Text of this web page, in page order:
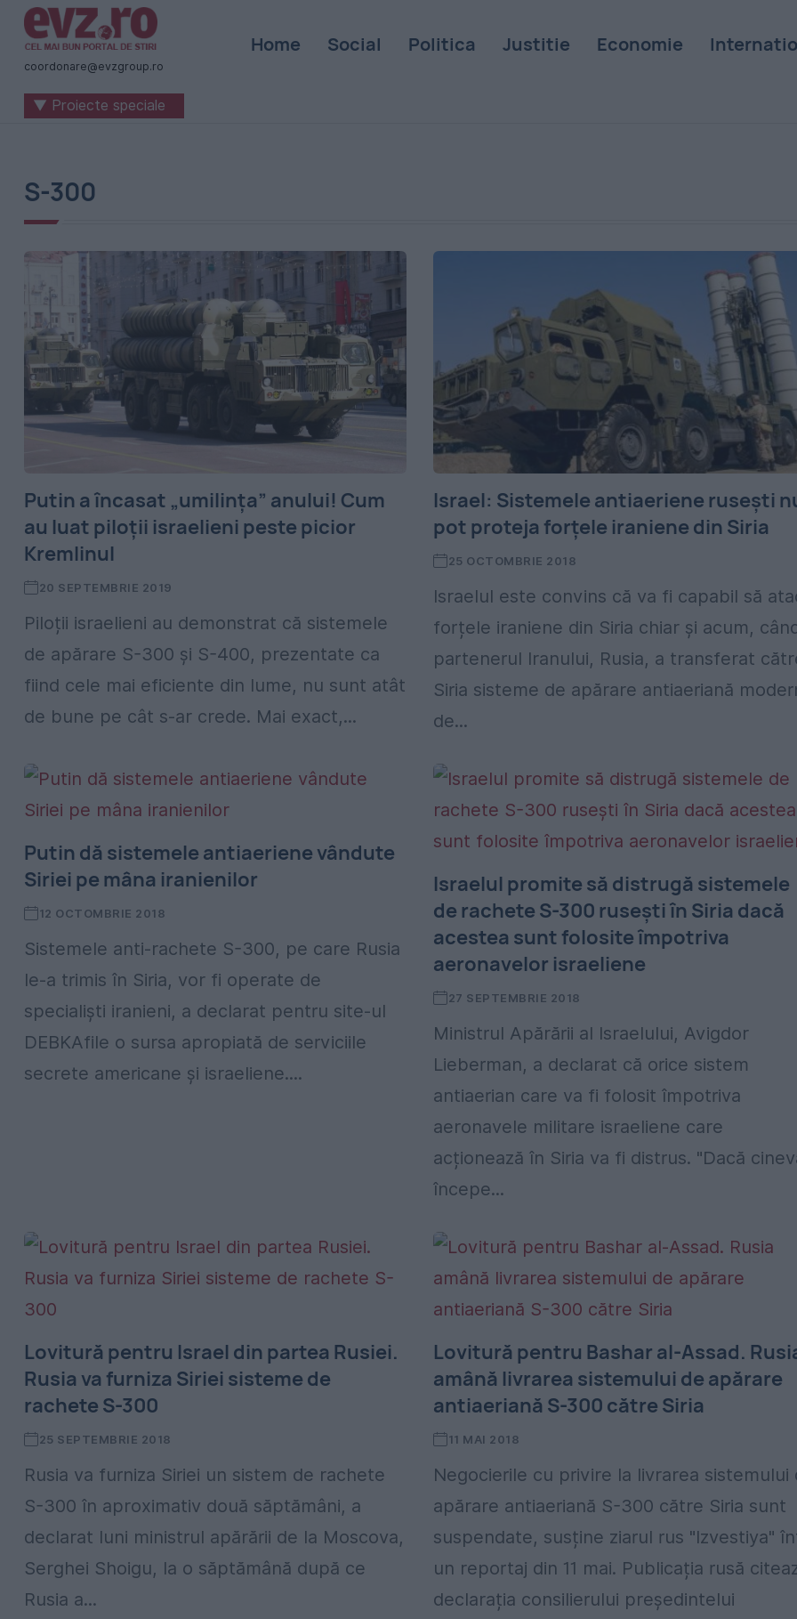
Știri
naționale
internaționale
România
-
coordonare@evzgroup.ro
Home Social Politica Justitie Economie
▼ Proiecte speciale
S-300
Putin a încasat „umilința” anului! Cum
au luat piloții israelieni peste picior
Kremlinul
20 SEPTEMBRIE 2019
Piloții israelieni au demonstrat că sistemele
de apărare S-300 și S-400, prezentate ca
fiind cele mai eficiente din lume, nu sunt atât
de bune pe cât s-ar crede. Mai exact,...
Israel: Sistemele antiaeriene rusești
pot proteja forțele iraniene din Siria
25 OCTOMBRIE 2018
Israelul este convins că va fi capabil să
forțele iraniene din Siria chiar și acum,
partenerul Iranului, Rusia, a transferat
Siria sisteme de apărare antiaeriană
de...
Putin dă sistemele antiaeriene vândute
Siriei pe mâna iranienilor
12 OCTOMBRIE 2018
Sistemele anti-rachete S-300, pe care Rusia
le-a trimis în Siria, vor fi operate de
specialiști iranieni, a declarat pentru site-ul
DEBKAfile o sursa apropiată de serviciile
secrete americane și israeliene....
Israelul promite să distrugă sistemele
de rachete S-300 rusești în Siria dacă
acestea sunt folosite împotriva
aeronavelor israeliene
27 SEPTEMBRIE 2018
Ministrul Apărării al Israelului, Avigdor
Lieberman, a declarat că orice sistem
antiaerian care va fi folosit împotriva
aeronavele militare israeliene care
acționează în Siria va fi distrus. "Dacă
începe...
Lovitură pentru Israel din partea Rusiei.
Rusia va furniza Siriei sisteme de
rachete S-300
25 SEPTEMBRIE 2018
Rusia va furniza Siriei un sistem de rachete
S-300 în aproximativ două săptămâni, a
declarat luni ministrul apărării de la Moscova,
Serghei Shoigu, la o săptămână după ce
Rusia a...
Lovitură pentru Bashar al-Assad.
amână livrarea sistemului de apărare
antiaeriană S-300 către Siria
11 MAI 2018
Negocierile cu privire la livrarea sistemului
apărare antiaeriană S-300 către Siria sunt
suspendate, susține ziarul rus "Izvestiya"
un reportaj din 11 mai. Publicația rusă
declarația consilierului președintelui